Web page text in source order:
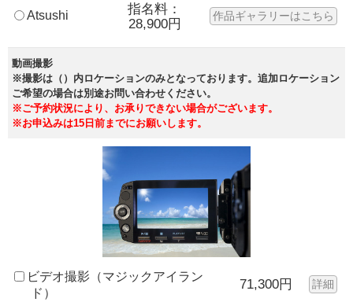
Atsushi
指名料：
28,900円
作品ギャラリーはこちら
動画撮影
※撮影は（）内ロケーションのみとなっております。追加ロケーション
ご希望の場合は別途お問い合わせください。
※ご予約状況により、お承りできない場合がございます。
※お申込みは15日前までにお願いします。
ビデオ撮影（マジックアイラン
ド）
71,300円 詳細